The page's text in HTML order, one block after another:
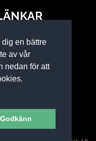
en bättre
av vår
nedan för att
Godkänn